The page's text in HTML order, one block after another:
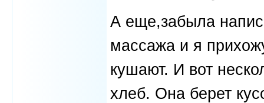
А еще,забыла
массажа и я
кушают. И вот
хлеб. Она берет